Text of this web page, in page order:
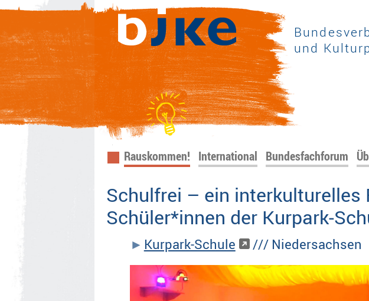
und
Navigation
Rauskommen! International Bundesfachforum
Schulfrei – ein interkulturelles
Schüler*innen der Kurpark-
Kurpark-Schule /// Niedersachsen